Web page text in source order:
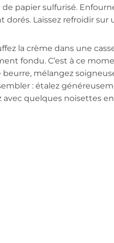
papier sulfurisé.
Laissez refroidir sur
la crème dans une
fondu. C’est à ce
mélangez
: étalez
quelques noisettes